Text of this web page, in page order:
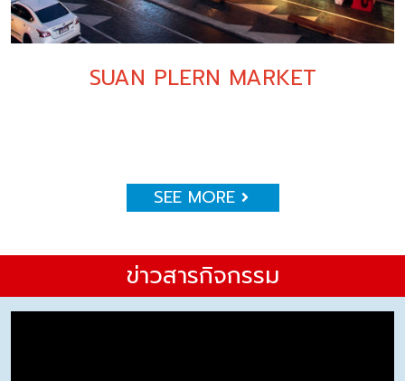
SUAN PLERN MARKET
SEE MORE
ข่าวสารกิจกรรม